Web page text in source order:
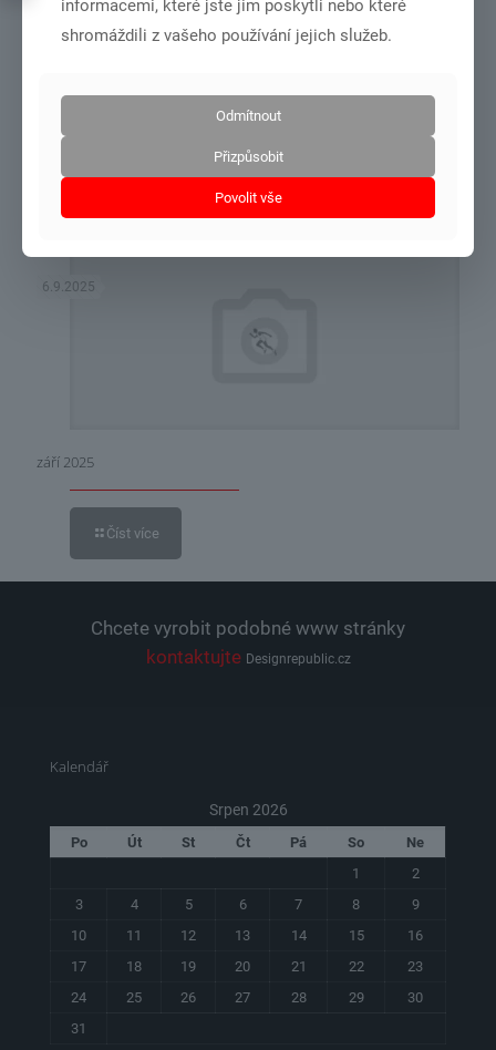
6.9.2025
září 2025
Číst více
Chcete vyrobit podobné www stránky
kontaktujte Designrepublic.cz
Kalendář
Srpen 2026
Po Út St Čt Pá So
Ne
1
2
3
4 5 6 7 8
9
10
11 12 13 14 15
16
17
18 19 20 21 22
23
24
25 26 27 28 29
30
31
informacemi, které jste jim poskytli nebo které
shromáždili z vašeho používání jejich služeb.
Odmítnout
Přizpůsobit
Povolit vše